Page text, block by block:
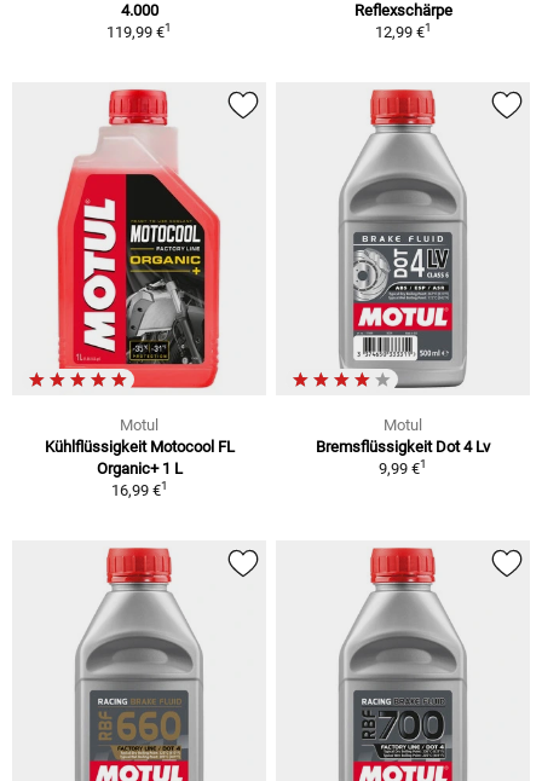
4.000
119,99 €1
Reflexschärpe
12,99 €1
Motul
Kühlflüssigkeit Motocool FL
Organic+ 1 L
16,99 €1
Motul
Bremsflüssigkeit Dot 4 Lv
9,99 €1